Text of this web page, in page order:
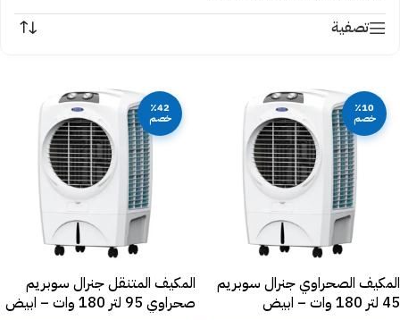
تصفية
٪10
خصم
المكيف الصحراوي جنرال سوبريم
45 لتر 180 وات – ابيض
٪42
خصم
المكيف المتنقل جنرال سوبريم
صحراوي 95 لتر 180 وات – ابيض